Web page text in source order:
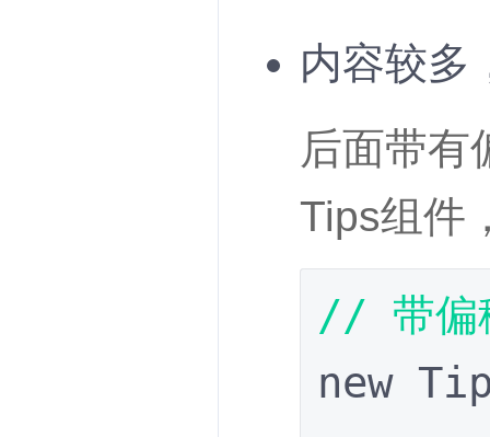
内容较多
后面带有
Tips组件
// 带偏
new